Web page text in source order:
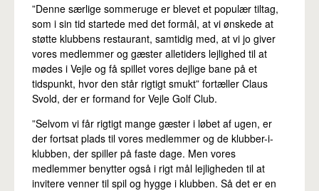
”Denne særlige sommeruge er blevet et populær tiltag,
som i sin tid startede med det formål, at vi ønskede at
støtte klubbens restaurant, samtidig med, at vi jo giver
vores medlemmer og gæster alletiders lejlighed til at
mødes i Vejle og få spillet vores dejlige bane på et
tidspunkt, hvor den står rigtigt smukt” fortæller Claus
Svold, der er formand for Vejle Golf Club.
”Selvom vi får rigtigt mange gæster i løbet af ugen, er
der fortsat plads til vores medlemmer og de klubber-i-
klubben, der spiller på faste dage. Men vores
medlemmer benytter også i rigt mål lejligheden til at
invitere venner til spil og hygge i klubben. Så det er en